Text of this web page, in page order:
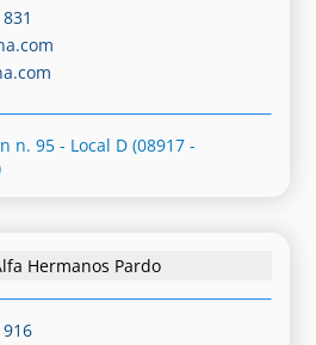
n. 95 - Local D (08917 -
Hermanos Pardo